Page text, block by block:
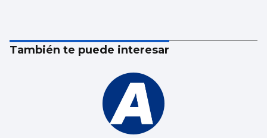
También te puede interesar